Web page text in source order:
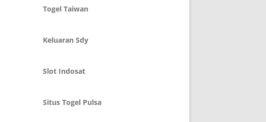
Togel Taiwan
Keluaran Sdy
Slot Indosat
Situs Togel Pulsa